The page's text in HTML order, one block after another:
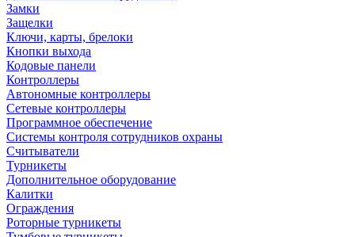
Замки
Защелки
Ключи, карты, брелоки
Кнопки выхода
Кодовые панели
Контроллеры
Автономные контроллеры
Сетевые контроллеры
Программное обеспечение
Системы контроля сотрудников охраны
Считыватели
Турникеты
Дополнительное оборудование
Калитки
Ограждения
Роторные турникеты